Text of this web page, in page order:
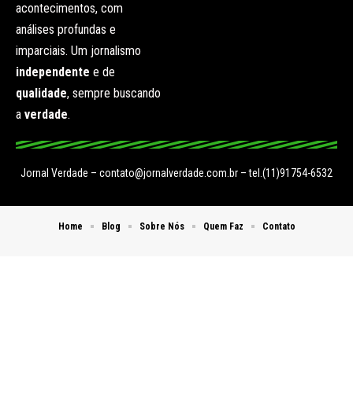
acontecimentos, com
análises profundas e
imparciais. Um jornalismo
independente e de
qualidade, sempre buscando
a verdade.
Jornal Verdade – contato@jornalverdade.com.br – tel.(11)91754-6532
Home Blog Sobre Nós Quem Faz Contato